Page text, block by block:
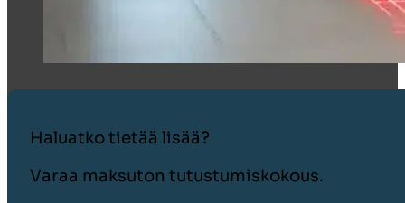
Haluatko tietää lisää?
Varaa maksuton tutustumiskokous.